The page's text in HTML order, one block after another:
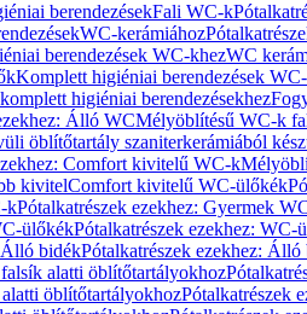
berendezésekFali WC-k
WC-kerámiához
berendezések WC-khezWC
Komplett higiéniai berendezések
higiéniai berendezésekhez
Álló WCMélyöblítésű WC-k
öblítőtartály szaniterkerámiából
Comfort kivitelű WC-k
kivitelComfort kivitelű WC-ülőkék
kPótalkatrészek ezekhez: Gyermek
ülőkékPótalkatrészek ezekhez: WC-
Álló bidékPótalkatrészek ezekhez: Álló
alatti öblítőtartályokhoz
öblítőtartályokhozPótalkatrészek